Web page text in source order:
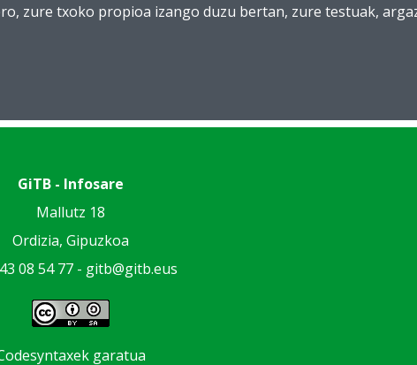
zure txoko propioa izango duzu bertan, zure testuak,
GiTB - Infosare
Mallutz 18
Ordizia, Gipuzkoa
08 54 77 - gitb@gitb.eus
garatua